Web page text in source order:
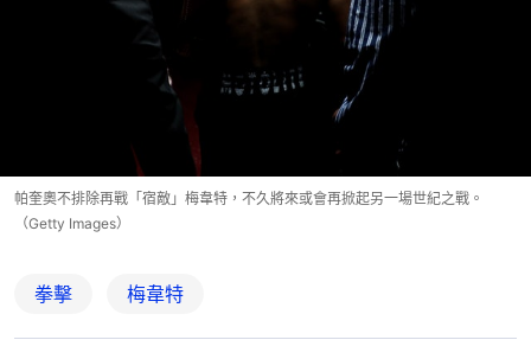
帕奎奧不排除再戰「宿敵」梅韋特，不久將來或會再掀起另一場世紀之戰。
（Getty Images）
拳擊 梅韋特